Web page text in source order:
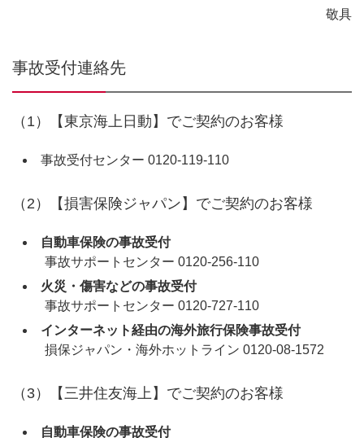
敬具
事故受付連絡先
（1）【東京海上日動】でご契約のお客様
事故受付センター 0120-119-110
（2）【損害保険ジャパン】でご契約のお客様
自動車保険の事故受付
事故サポートセンター 0120-256-110
火災・傷害などの事故受付
事故サポートセンター 0120-727-110
インターネット経由の海外旅行保険事故受付
損保ジャパン・海外ホットライン 0120-08-1572
（3）【三井住友海上】でご契約のお客様
自動車保険の事故受付